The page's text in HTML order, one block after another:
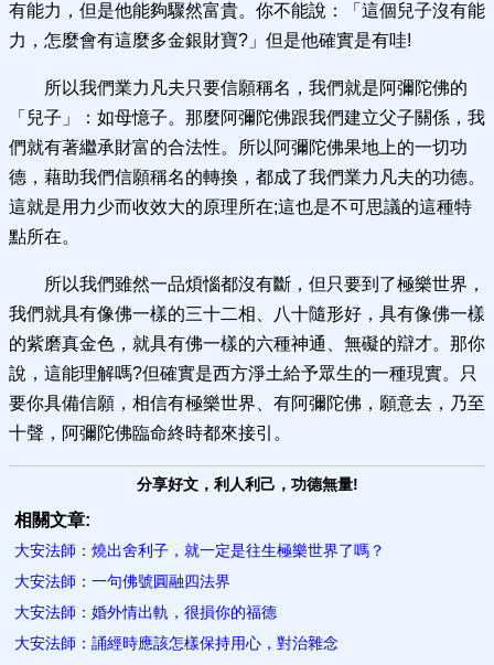
有能力，但是他能夠驟然富貴。你不能說：「這個兒子沒有能
力，怎麼會有這麼多金銀財寶?」但是他確實是有哇!
所以我們業力凡夫只要信願稱名，我們就是阿彌陀佛的
「兒子」：如母憶子。那麼阿彌陀佛跟我們建立父子關係，我
們就有著繼承財富的合法性。所以阿彌陀佛果地上的一切功
德，藉助我們信願稱名的轉換，都成了我們業力凡夫的功德。
這就是用力少而收效大的原理所在;這也是不可思議的這種特
點所在。
所以我們雖然一品煩惱都沒有斷，但只要到了極樂世界，
我們就具有像佛一樣的三十二相、八十隨形好，具有像佛一樣
的紫磨真金色，就具有佛一樣的六種神通、無礙的辯才。那你
說，這能理解嗎?但確實是西方淨土給予眾生的一種現實。只
要你具備信願，相信有極樂世界、有阿彌陀佛，願意去，乃至
十聲，阿彌陀佛臨命終時都來接引。
分享好文，利人利己，功德無量!
相關文章:
大安法師：燒出舍利子，就一定是往生極樂世界了嗎？
大安法師：一句佛號圓融四法界
大安法師：婚外情出軌，很損你的福德
大安法師：誦經時應該怎樣保持用心，對治雜念